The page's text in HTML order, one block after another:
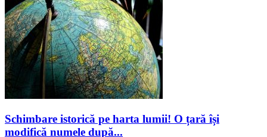
Schimbare istorică pe harta lumii! O țară își
modifică numele după...